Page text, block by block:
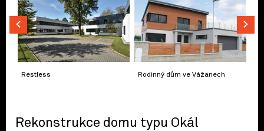
Restless Rodinný dům ve Vážanech
Rekonstrukce domu typu Okál